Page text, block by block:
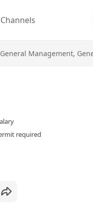
Channels
General Management,
required